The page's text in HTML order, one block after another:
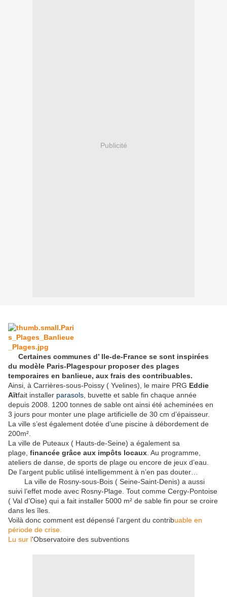
Publicité
Certaines communes d’ Ile-de-France se sont inspirées
du modèle Paris-Plagespour proposer des plages
temporaires en banlieue, aux frais des contribuables.
Ainsi, à Carrières-sous-Poissy ( Yvelines), le maire PRG Eddie
Aïtfait installer parasols , buvette et sable fin chaque année
depuis 2008. 1200 tonnes de sable ont ainsi été acheminées en
3 jours pour monter une plage artificielle de 30 cm d’épaisseur.
La ville s’est également dotée d’une piscine à débordement de
200m².
La ville de Puteaux ( Hauts-de-Seine) a également sa
plage, financée grâce aux impôts locaux . Au programme,
ateliers de danse, de sports de plage ou encore de jeux d’eau.
De l’argent public utilisé intelligemment à n’en pas douter…
La ville de Rosny-sous-Bois ( Seine-Saint-Denis) a aussi
suivi l’effet mode avec Rosny-Plage. Tout comme Cergy-Pontoise
( Val d’Oise) qui a fait installer 5000 m² de sable fin pour se croire
dans les îles.
Voilà donc comment est dépensé l’argent du contribuable en
période de crise.
Lu sur l'Observatoire des subventions